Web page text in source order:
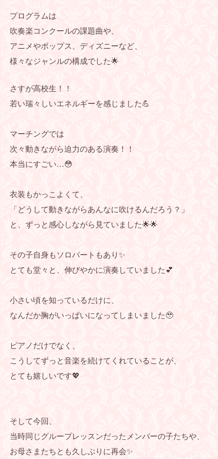
プログラムは
吹奏楽コンクールの課題曲や、
アニメやポップス、ディズニーなど、
様々なジャンルの構成でした🌟
さすが高校生！！
若い瑞々しいエネルギーを感じました💪
マーチングでは
次々動きながら迫力のある演奏！！
本当にすごい…😳
衣装もかっこよくて、
「どうして動きながらあんなに吹けるんだろう？」
と、ずっと感心しながら見ていました🌟🌟
その子自身もソロパートもあり✨
とても堂々と、伸びやかに演奏していました💕
小さい頃を知っているだけに、
なんだか胸がいっぱいになってしまいました🥹
ピアノだけでなく、
こうしてずっと音楽を続けてくれていることが、
とても嬉しいです💖
そして今回、
当時同じグループレッスンだったメンバーの子たちや、
お母さまたちとも久しぶりに再会✨